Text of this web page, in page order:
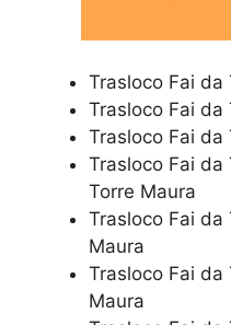
Trasloco Fai da
Trasloco Fai da
Trasloco Fai da
Trasloco Fai da
Torre Maura
Trasloco Fai da
Maura
Trasloco Fai da
Maura